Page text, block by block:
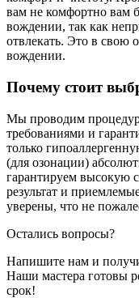
вам не комфортно вам
вождении, так как
отвлекать. Это в свою
вождении.
Почему стоит
Мы проводим
требованиями и
только
(для озонации)
гарантируем высокую
результат и
уверены, что не
Остались вопросы?
Напишите нам и
Наши мастера готовы
срок!